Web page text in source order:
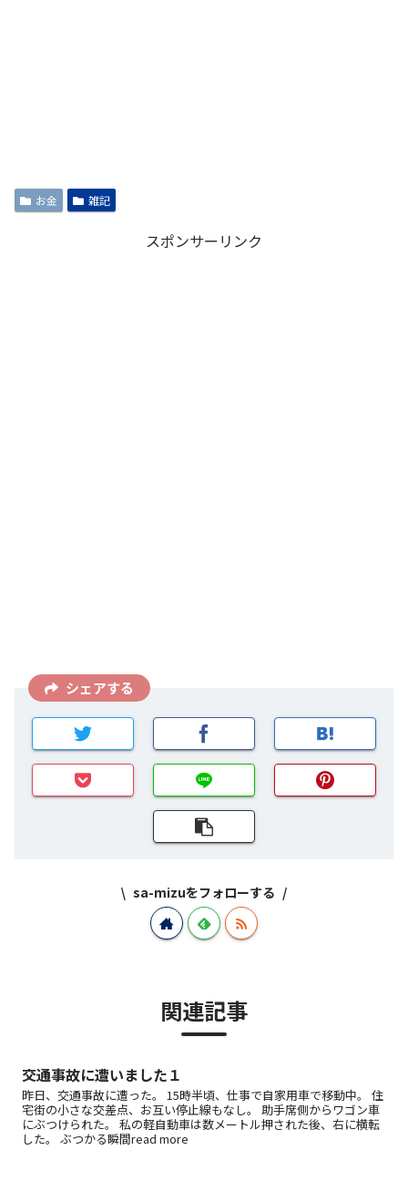
お金 雑記
スポンサーリンク
シェアする
sa-mizuをフォローする
関連記事
交通事故に遭いました１
昨日、交通事故に遭った。 15時半頃、仕事で自家用車で移動中。 住
宅街の小さな交差点、お互い停止線もなし。 助手席側からワゴン車
にぶつけられた。 私の軽自動車は数メートル押された後、右に横転
した。 ぶつかる瞬間read more